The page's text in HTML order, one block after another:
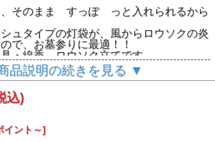
、そのまま すっぽ っと入れられるから
ュタイプの灯袋が、風からロウソクの炎
で、お墓参りに最適！！
・線香 ロウソク立てです。
品説明の続きを見る ▼
込)
ント～]